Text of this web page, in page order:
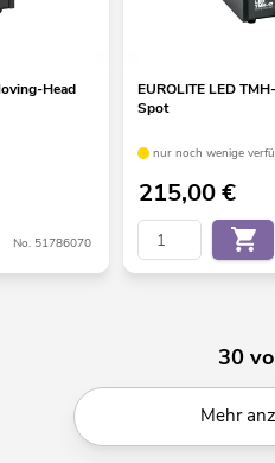
Head
No. 51786070
EUROLITE LED
Spot
nur noch wenige
215,00€
30
Mehr